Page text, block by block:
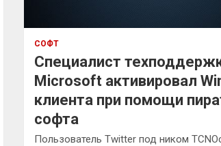
СОФТ
Специалист
Microsoft активировал
клиента при помощи
софта
Пользователь Twitter под ником